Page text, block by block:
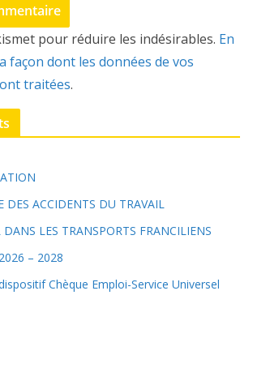
pour réduire les indésirables. En
façon dont les données de vos
traitées.
DES ACCIDENTS DU TRAVAIL
LES TRANSPORTS FRANCILIENS
– 2028
Chèque Emploi-Service Universel